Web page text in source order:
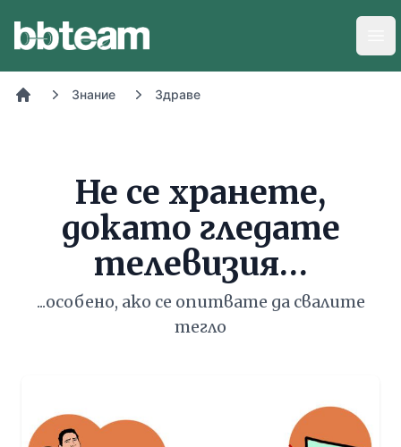
Знание Здраве
Не се хранете,
докато гледате
телевизия…
...особено, ако се опитвате да свалите
тегло